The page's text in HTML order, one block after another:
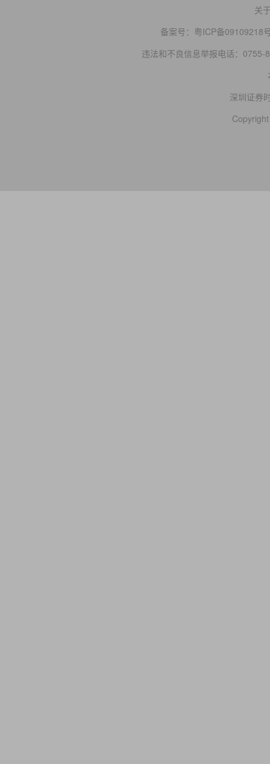
关
备案号： 粤ICP备09109218
违法和不良信息举报电话：0755-
深圳证券